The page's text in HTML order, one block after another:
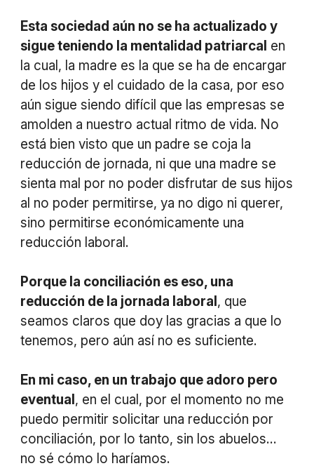
Esta sociedad aún no se ha actualizado y
sigue teniendo la mentalidad patriarcal en
la cual, la madre es la que se ha de encargar
de los hijos y el cuidado de la casa, por eso
aún sigue siendo difícil que las empresas se
amolden a nuestro actual ritmo de vida. No
está bien visto que un padre se coja la
reducción de jornada, ni que una madre se
sienta mal por no poder disfrutar de sus hijos
al no poder permitirse, ya no digo ni querer,
sino permitirse económicamente una
reducción laboral.
Porque la conciliación es eso, una
reducción de la jornada laboral , que
seamos claros que doy las gracias a que lo
tenemos, pero aún así no es suficiente.
En mi caso, en un trabajo que adoro pero
eventual , en el cual, por el momento no me
puedo permitir solicitar una reducción por
conciliación, por lo tanto, sin los abuelos…
no sé cómo lo haríamos.